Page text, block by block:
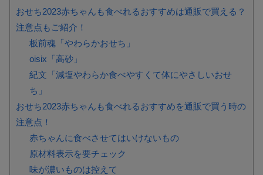
おせち2023赤ちゃんも食べれるおすすめは通販で買える？
注意点もご紹介！
板前魂「やわらかおせち」
oisix「高砂」
紀文「減塩やわらか食べやすくて体にやさしいおせ
ち」
おせち2023赤ちゃんも食べれるおすすめを通販で買う時の
注意点！
赤ちゃんに食べさせてはいけないもの
原材料表示を要チェック
味が濃いものは控えて